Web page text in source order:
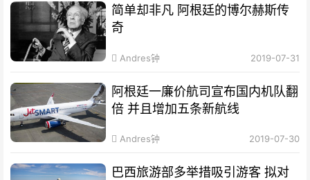
简单却非凡 阿根廷的博尔赫斯传
奇
Andres钟 2019-07-31
阿根廷一廉价航司宣布国内机队翻
倍 并且增加五条新航线
Andres钟 2019-07-30
巴西旅游部多举措吸引游客 拟对